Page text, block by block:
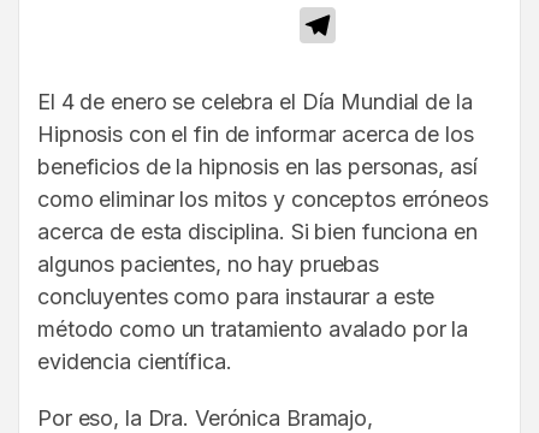
El 4 de enero se celebra el Día Mundial de la
Hipnosis con el fin de informar acerca de los
beneficios de la hipnosis en las personas, así
como eliminar los mitos y conceptos erróneos
acerca de esta disciplina. Si bien funciona en
algunos pacientes, no hay pruebas
concluyentes como para instaurar a este
método como un tratamiento avalado por la
evidencia científica.
Por eso, la Dra. Verónica Bramajo,